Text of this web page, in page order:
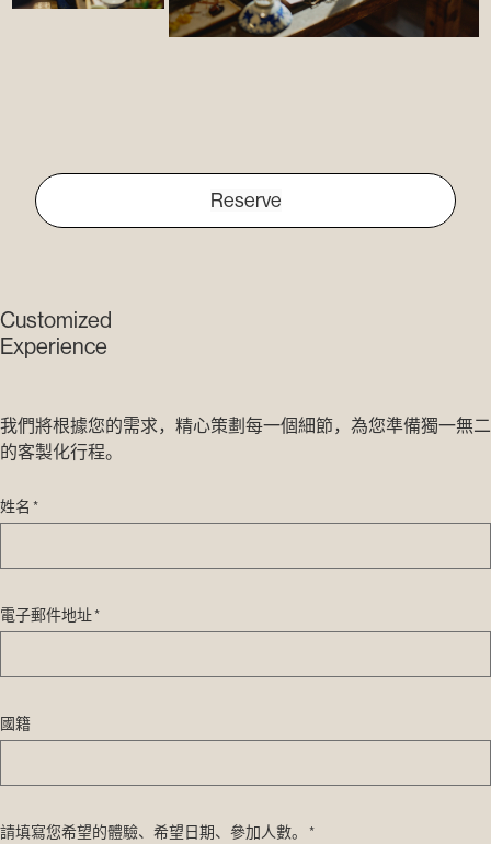
Reserve
Customized
Experience
我們將根據您的需求，精心策劃每一個細節，為您準備獨一無二
的客製化行程。
姓名 *
電子郵件地址 *
國籍
請填寫您希望的體驗、希望日期、參加人數。 *